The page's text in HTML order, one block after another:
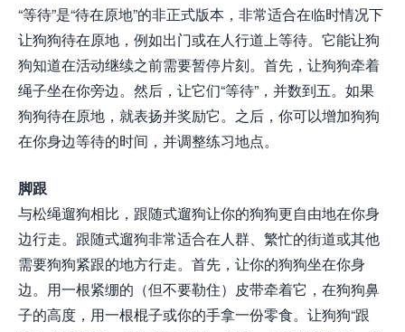
“等待”是“待在原地”的非正式版本，非常适合在临时情况下
让狗狗待在原地，例如出门或在人行道上等待。它能让狗
狗知道在活动继续之前需要暂停片刻。首先，让狗狗牵着
绳子坐在你旁边。然后，让它们“等待”，并数到五。如果
狗狗待在原地，就表扬并奖励它。之后，你可以增加狗狗
在你身边等待的时间，并调整练习地点。
脚跟
与松绳遛狗相比，跟随式遛狗让你的狗狗更自由地在你身
边行走。跟随式遛狗非常适合在人群、繁忙的街道或其他
需要狗狗紧跟的地方行走。首先，让你的狗狗坐在你身
边。用一根紧绷的（但不要勒住）皮带牵着它，在狗狗鼻
子的高度，用一根棍子或你的手拿一份零食。让狗狗“跟